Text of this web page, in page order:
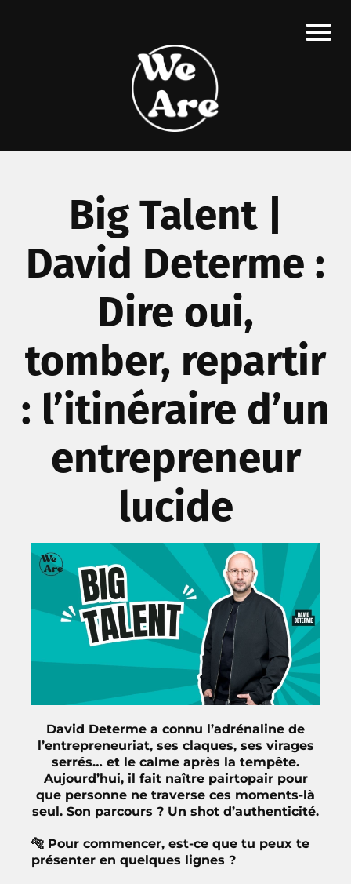
Big Talent |
David Determe :
Dire oui,
tomber, repartir
: l’itinéraire d’un
entrepreneur
lucide
David Determe a connu l’adrénaline de
l’entrepreneuriat, ses claques, ses virages
serrés… et le calme après la tempête.
Aujourd’hui, il fait naître pairtopair pour
que personne ne traverse ces moments-là
seul. Son parcours ? Un shot d’authenticité.
🐅 Pour commencer, est-ce que tu peux te
présenter en quelques lignes ?